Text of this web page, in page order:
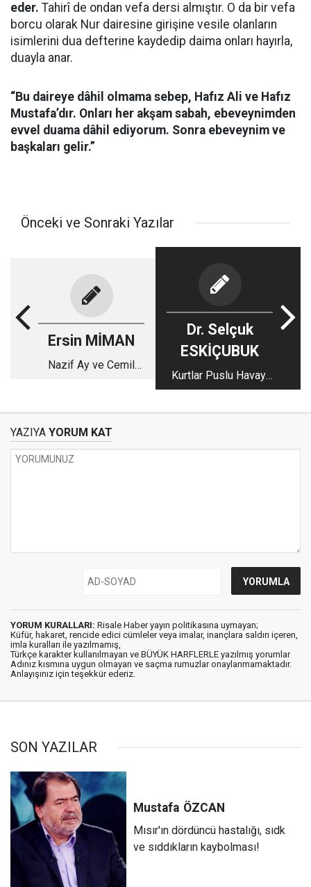
eder. Tahirî de ondan vefa dersi almıştır. O da bir vefa
borcu olarak Nur dairesine girişine vesile olanların
isimlerini dua defterine kaydedip daima onları hayırla,
duayla anar.
“Bu daireye dâhil olmama sebep, Hafız Ali ve Hafız
Mustafa’dır. Onları her akşam sabah, ebeveynimden
evvel duama dâhil ediyorum. Sonra ebe­­veynim ve
başkaları gelir.”
Önceki ve Sonraki Yazılar
Ersin MİMAN
Nazif Ay ve Cemil
Dr. Selçuk
ESKİÇUBUK
Kurtlar Puslu Havayı
Sever!
YAZIYA YORUM KAT
YORUM KURALLARI: Risale Haber yayın politikasına uymayan;
Küfür, hakaret, rencide edici cümleler veya imalar, inançlara saldırı içeren,
imla kuralları ile yazılmamış,
Türkçe karakter kullanılmayan ve BÜYÜK HARFLERLE yazılmış yorumlar
Adınız kısmına uygun olmayan ve saçma rumuzlar onaylanmamaktadır.
Anlayışınız için teşekkür ederiz.
SON YAZILAR
Mustafa ÖZCAN
Mısır'ın dördüncü hastalığı, sıdk
ve sıddıkların kaybolması!